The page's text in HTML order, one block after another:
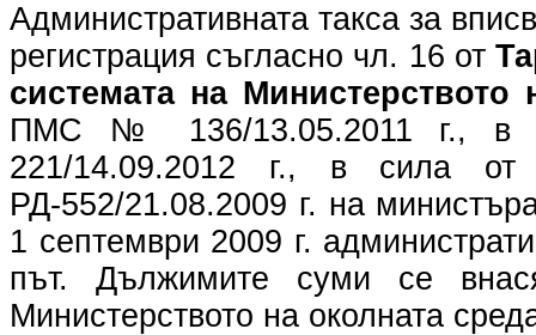
Административната такса за
регистрация съгласно чл. 16 от
системата на
ПМС № 136/13.05.2011 г., в
221/14.09.2012 г., в сила
РД-552/21.08.2009 г. на
1 септември 2009 г.
път. Дължимите суми се
Министерството на околната